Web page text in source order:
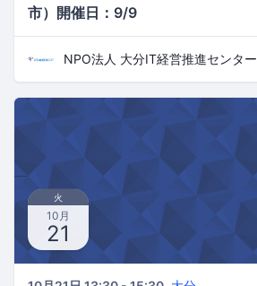
市）開催日：9/9
NPO法人 大分IT経営推進センター
火
10月
21